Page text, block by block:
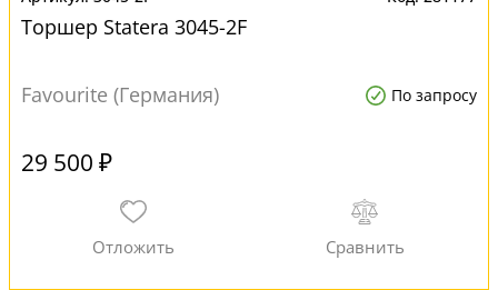
Торшер Statera 3045-2F
Favourite (Германия) По запросу
29 500 ₽